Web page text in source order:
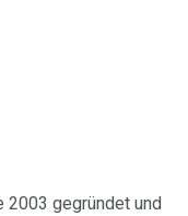
2003 gegründet und